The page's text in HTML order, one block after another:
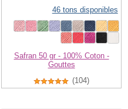
46 tons disponibles
Safran 50 gr - 100% Coton -
Gouttes
(104)